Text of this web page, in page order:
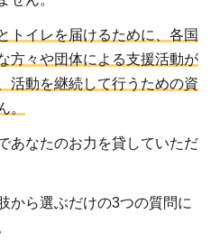
トイレを届けるために、各国
方々や団体による支援活動が
活動を継続して行うための資
。
あなたのお力を貸していただ
から選ぶだけの3つの質問に